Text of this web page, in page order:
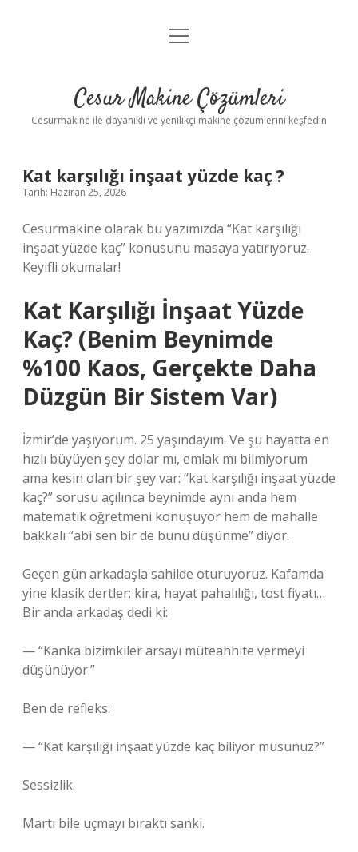
Anasayfa
Yasal Uyarı
menüyü
Cesur Makine Çözümleri
Cesurmakine ile dayanıklı ve yenilikçi makine çözümlerini keşfedin
Kat karşılığı inşaat yüzde kaç ?
Tarih: Haziran 25, 2026
Cesurmakine olarak bu yazımızda “Kat karşılığı
inşaat yüzde kaç” konusunu masaya yatırıyoruz.
Keyifli okumalar!
Kat Karşılığı İnşaat Yüzde
Kaç? (Benim Beynimde
%100 Kaos, Gerçekte Daha
Düzgün Bir Sistem Var)
İzmir’de yaşıyorum. 25 yaşındayım. Ve şu hayatta en
hızlı büyüyen şey dolar mı, emlak mı bilmiyorum
ama kesin olan bir şey var: “kat karşılığı inşaat yüzde
kaç?” sorusu açılınca beynimde aynı anda hem
matematik öğretmeni konuşuyor hem de mahalle
bakkalı “abi sen bir de bunu düşünme” diyor.
Geçen gün arkadaşla sahilde oturuyoruz. Kafamda
yine klasik dertler: kira, hayat pahalılığı, tost fiyatı…
Bir anda arkadaş dedi ki:
— “Kanka bizimkiler arsayı müteahhite vermeyi
düşünüyor.”
Ben de refleks:
— “Kat karşılığı inşaat yüzde kaç biliyor musunuz?”
Sessizlik.
Martı bile uçmayı bıraktı sanki.